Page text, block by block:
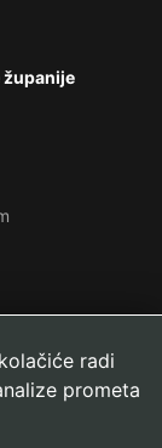
županije
radi
prometa